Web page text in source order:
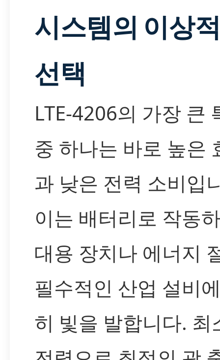
시스템의 이상
선택
LTE-4206의 가장 큰
중 하나는 바로 높은
과 낮은 전력 소비입
이는 배터리로 작동
대용 장치나 에너지
필수적인 산업 설비
히 빛을 발합니다. 최